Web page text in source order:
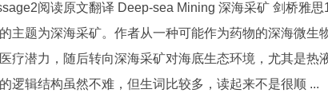
阅读原文翻译 Deep-sea Mining 深海采矿 剑桥雅思
主题为深海采矿。作者从一种可能作为药物的深海微生
疗潜力，随后转向深海采矿对海底生态环境，尤其是热
逻辑结构虽然不难，但生词比较多，读起来不是很顺 ...